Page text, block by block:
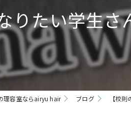
シェービ
メンズ
フェード
りたい学生さ
理容室ならairyu hair ブログ 【校